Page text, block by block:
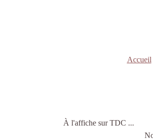
Accueil
À l'affiche sur TDC ...